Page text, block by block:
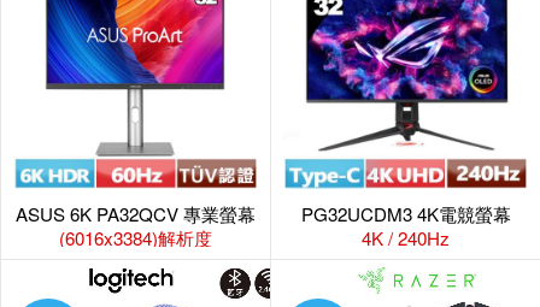
ASUS 6K PA32QCV 專業螢幕
(6016x3384)解析度
PG32UCDM3 4K電競螢幕
4K / 240Hz